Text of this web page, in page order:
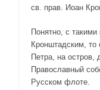
св. прав. Иоан
Понятно, с
Кронштадским, то
Петра, на остров,
Православный
Русском флоте.